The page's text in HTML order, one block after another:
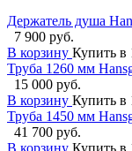
Держатель душа
7 900 руб.
В корзину Купить в
Труба 1260 мм
15 000 руб.
В корзину Купить в
Труба 1450 мм
41 700 руб.